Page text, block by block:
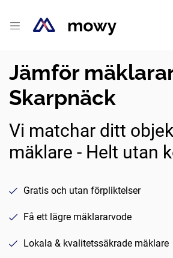
Jämför
Skarpnäck
Vi matchar ditt
mäklare - Helt utan
Gratis och utan förpliktelser
Få ett lägre mäklararvode
Lokala & kvalitetssäkrade mäklare